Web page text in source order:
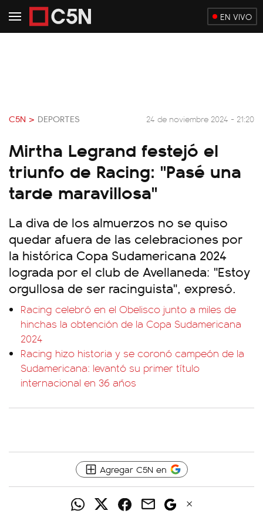
EN VIVO
C5N > DEPORTES 24 de noviembre 2024 - 21:20
Mirtha Legrand festejó el
triunfo de Racing: "Pasé una
tarde maravillosa"
La diva de los almuerzos no se quiso
quedar afuera de las celebraciones por
la histórica Copa Sudamericana 2024
lograda por el club de Avellaneda: "Estoy
orgullosa de ser racinguista", expresó.
Racing celebró en el Obelisco junto a miles de
hinchas la obtención de la Copa Sudamericana
2024
Racing hizo historia y se coronó campeón de la
Sudamericana: levantó su primer título
internacional en 36 años
Agregar C5N en